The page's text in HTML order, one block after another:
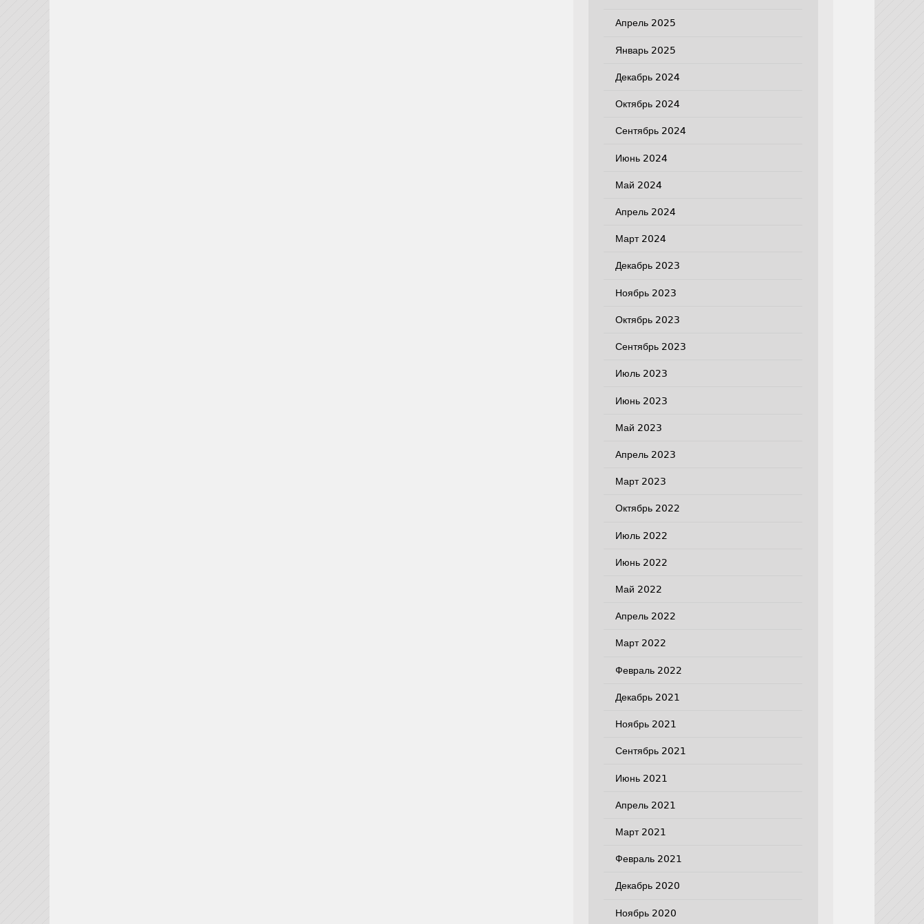
Апрель 2025
Январь 2025
Декабрь 2024
Октябрь 2024
Сентябрь 2024
Июнь 2024
Май 2024
Апрель 2024
Март 2024
Декабрь 2023
Ноябрь 2023
Октябрь 2023
Сентябрь 2023
Июль 2023
Июнь 2023
Май 2023
Апрель 2023
Март 2023
Октябрь 2022
Июль 2022
Июнь 2022
Май 2022
Апрель 2022
Март 2022
Февраль 2022
Декабрь 2021
Ноябрь 2021
Сентябрь 2021
Июнь 2021
Апрель 2021
Март 2021
Февраль 2021
Декабрь 2020
Ноябрь 2020